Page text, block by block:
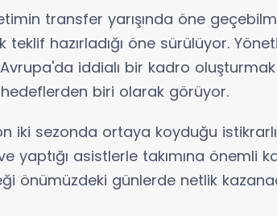
transfer yarışında öne
hazırladığı öne sürülüyor.
iddialı bir kadro
biri olarak görüyor.
iki sezonda ortaya koyduğu
yaptığı asistlerle takımına önemli
önümüzdeki günlerde netlik